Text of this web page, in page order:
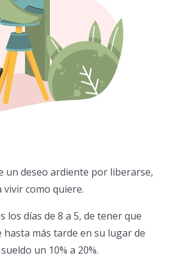
un deseo ardiente por liberarse,
como quiere.
los días de 8 a 5, de tener que
más tarde en su lugar de
un 10% a 20%.